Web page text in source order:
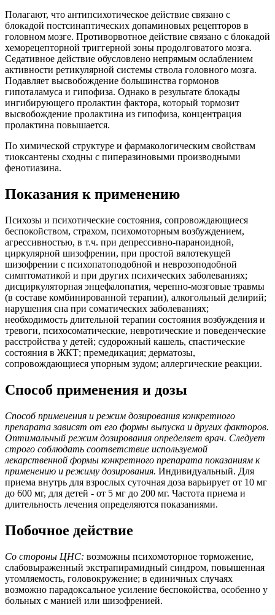
Полагают, что антипсихотическое действие связано с
блокадой постсинаптических допаминовых рецепторов в
головном мозге. Противорвотное действие связано с блокадой
хеморецепторной триггерной зоны продолговатого мозга.
Седативное действие обусловлено непрямым ослаблением
активности ретикулярной системы ствола головного мозга.
Подавляет высвобождение большинства гормонов
гипоталамуса и гипофиза. Однако в результате блокады
ингибирующего пролактин фактора, который тормозит
высвобождение пролактина из гипофиза, концентрация
пролактина повышается.
По химической структуре и фармакологическим свойствам
тиоксантены сходны с пиперазиновыми производными
фенотиазина.
Показания к применению
Психозы и психотические состояния, сопровождающиеся
беспокойством, страхом, психомоторным возбуждением,
агрессивностью, в т.ч. при депрессивно-параноидной,
циркулярной шизофрении, при простой вялотекущей
шизофрении с психопатоподобной и неврозоподобной
симптоматикой и при других психических заболеваниях;
дисциркуляторная энцефалопатия, черепно-мозговые травмы
(в составе комбинированной терапии), алкогольный делирий;
нарушения сна при соматических заболеваниях;
необходимость длительной терапии состояния возбуждения и
тревоги, психосоматические, невротические и поведенческие
расстройства у детей; судорожный кашель, спастические
состояния в ЖКТ; премедикация; дерматозы,
сопровождающиеся упорным зудом; аллергические реакции.
Способ применения и дозы
Способ применения и режим дозирования конкретного
препарата зависят от его формы выпуска и других факторов.
Оптимальный режим дозирования определяет врач. Следует
строго соблюдать соответствие используемой
лекарственной формы конкретного препарата показаниям к
применению и режиму дозирования. Индивидуальный. Для
приема внутрь для взрослых суточная доза варьирует от 10 мг
до 600 мг, для детей - от 5 мг до 200 мг. Частота приема и
длительность лечения определяются показаниями.
Побочное действие
Со стороны ЦНС: возможны психомоторное торможение,
слабовыраженный экстрапирамидный синдром, повышенная
утомляемость, головокружение; в единичных случаях
возможно парадоксальное усиление беспокойства, особенно у
больных с манией или шизофренией.